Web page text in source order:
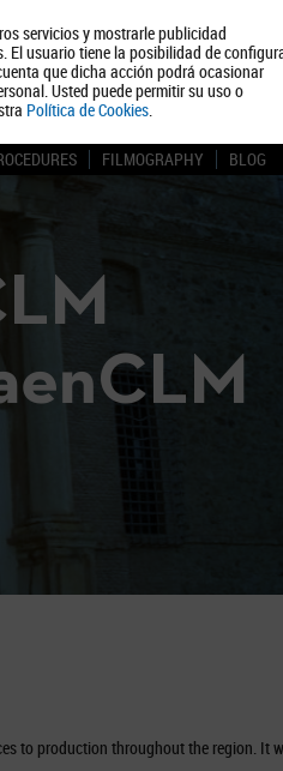
servicios y mostrarle publicidad
El usuario tiene la posibilidad de
que dicha acción podrá ocasionar
Usted puede permitir su uso o
Política de Cookies.
us Tourism Política de Privacidad
FILMOGRAPHY BLOG
to production throughout the region. It